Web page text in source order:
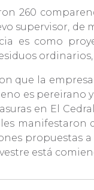
260
supervisor, de
es como
que la
es
en El
propuestas
está